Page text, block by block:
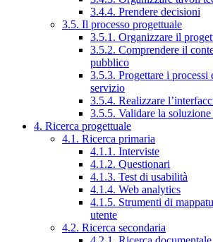
3.4.4. Prendere decisioni
3.5. Il processo progettuale
3.5.1. Organizzare il
3.5.2. Comprendere il
pubblico
3.5.3. Progettare i processi
servizio
3.5.4. Realizzare
3.5.5. Validare la soluzione
4. Ricerca progettuale
4.1. Ricerca primaria
4.1.1. Interviste
4.1.2. Questionari
4.1.3. Test di usabilità
4.1.4. Web analytics
4.1.5. Strumenti di
utente
4.2. Ricerca secondaria